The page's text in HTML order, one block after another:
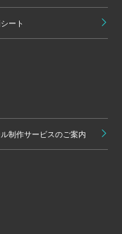
ート
制作サービスのご案内